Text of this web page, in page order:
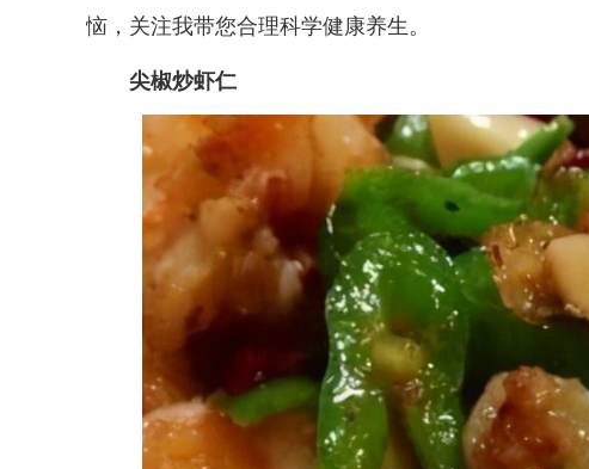
恼，关注我带您合理科学健康养生。
尖椒炒虾仁